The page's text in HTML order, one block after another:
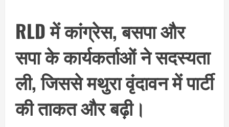
RLD में कांग्रेस, बसपा और
सपा के कार्यकर्ताओं ने सदस्यता
ली, जिससे मथुरा वृंदावन में पार्टी
की ताकत और बढ़ी।